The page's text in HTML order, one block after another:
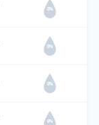
0%
0%
0%
0%